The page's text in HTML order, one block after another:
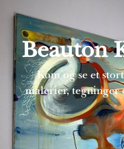
Beauton
Kom og se et
malerier,